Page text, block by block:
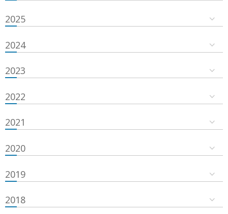
2025
2024
2023
2022
2021
2020
2019
2018